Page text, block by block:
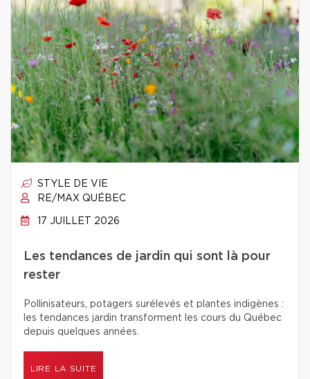
STYLE DE VIE
RE/MAX QUÉBEC
17 JUILLET 2026
Les tendances de jardin qui sont là pour
rester
Pollinisateurs, potagers surélevés et plantes indigènes :
les tendances jardin transforment les cours du Québec
depuis quelques années.
LIRE LA SUITE